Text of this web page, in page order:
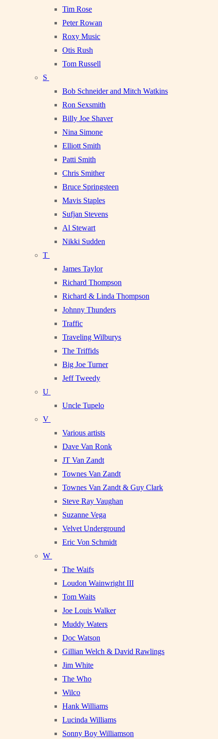
Tim Rose
Peter Rowan
Roxy Music
Otis Rush
Tom Russell
S
Bob Schneider and Mitch Watkins
Ron Sexsmith
Billy Joe Shaver
Nina Simone
Elliott Smith
Patti Smith
Chris Smither
Bruce Springsteen
Mavis Staples
Sufjan Stevens
Al Stewart
Nikki Sudden
T
James Taylor
Richard Thompson
Richard & Linda Thompson
Johnny Thunders
Traffic
Traveling Wilburys
The Triffids
Big Joe Turner
Jeff Tweedy
U
Uncle Tupelo
V
Various artists
Dave Van Ronk
JT Van Zandt
Townes Van Zandt
Townes Van Zandt & Guy Clark
Steve Ray Vaughan
Suzanne Vega
Velvet Underground
Eric Von Schmidt
W
The Waifs
Loudon Wainwright III
Tom Waits
Joe Louis Walker
Muddy Waters
Doc Watson
Gillian Welch & David Rawlings
Jim White
The Who
Wilco
Hank Williams
Lucinda Williams
Sonny Boy Williamson